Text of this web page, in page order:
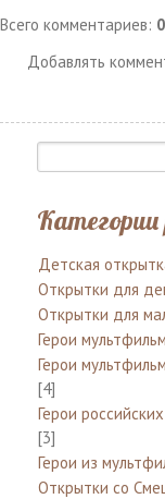
Всего комментариев: 0
Добавлять
Категории
Детская
Открытки для
Открытки для
Герои
Герои
[4]
Герои
[3]
Герои из
Открытки со